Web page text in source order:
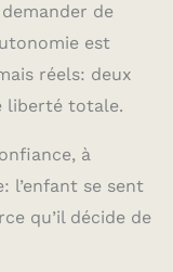
de
est
réels: deux
liberté totale.
à
l’enfant se sent
qu’il décide de